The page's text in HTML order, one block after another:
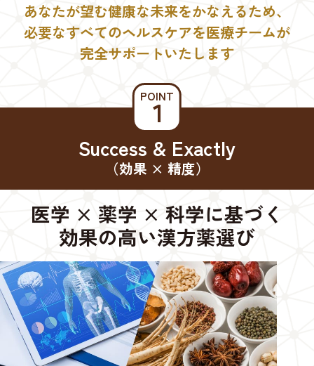
あなたが望む健康な未来をかなえるため、
必要なすべてのヘルスケアを医療チームが
完全サポートいたします
POINT
１
Success & Exactly
（効果 × 精度）
医学 × 薬学 × 科学に基づく
効果の高い漢方薬選び